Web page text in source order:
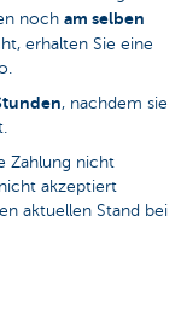
noch am selben
erhalten Sie eine
, nachdem sie
Zahlung nicht
akzeptiert
aktuellen Stand bei